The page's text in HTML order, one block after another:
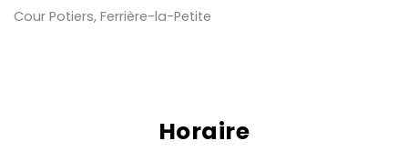
Cour Potiers, Ferrière-la-Petite
Horaire